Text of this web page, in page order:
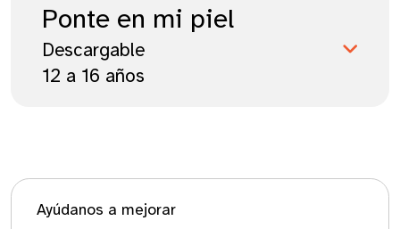
Ponte en mi piel
Descargable
12 a 16 años
Ayúdanos a mejorar